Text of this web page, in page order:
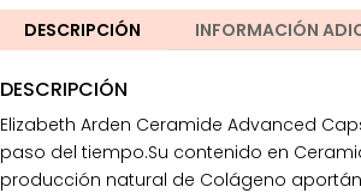
DESCRIPCIÓN INFORMACIÓN
DESCRIPCIÓN
Elizabeth Arden Ceramide Advanced
paso del tiempo.Su contenido en
producción natural de Colágeno